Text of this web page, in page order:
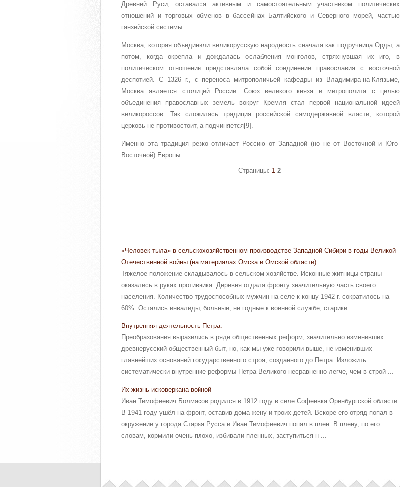
Древней Руси, оставался активным и самостоятельным участником политических
отношений и торговых обменов в бассейнах Балтийского и Северного морей, частью
ганзейской системы.
Москва, которая объединили великорусскую народность сначала как подручница Орды, а
потом, когда окрепла и дождалась ослабления монголов, стряхнувшая их иго, в
политическом отношении представляла собой соединение православия с восточной
деспотией. С 1326 г., с переноса митрополичьей кафедры из Владимира-на-Клязьме,
Москва является столицей России. Союз великого князя и митрополита с целью
объединения православных земель вокруг Кремля стал первой национальной идеей
великороссов. Так сложилась традиция российской самодержавной власти, которой
церковь не противостоит, а подчиняется[9].
Именно эта традиция резко отличает Россию от Западной (но не от Восточной и Юго-
Восточной) Европы.
Страницы: 1 2
«Человек тыла» в сельскохозяйственном производстве Западной Сибири в годы Великой
Отечественной войны (на материалах Омска и Омской области).
Тяжелое положение складывалось в сельском хозяйстве. Исконные житницы страны
оказались в руках противника. Деревня отдала фронту значительную часть своего
населения. Количество трудоспособных мужчин на селе к концу 1942 г. сократилось на
60%. Остались инвалиды, больные, не годные к военной службе, старики ...
Внутренняя деятельность Петра.
Преобразования выразились в ряде общественных реформ, значительно изменивших
древнерусский общественный быт, но, как мы уже говорили выше, не изменивших
главнейших оснований государственного строя, созданного до Петра. Изложить
систематически внутренние реформы Петра Великого несравненно легче, чем в строй ...
Их жизнь исковеркана войной
Иван Тимофеевич Болмасов родился в 1912 году в селе Софеевка Оренбургской области.
В 1941 году ушёл на фронт, оставив дома жену и троих детей. Вскоре его отряд попал в
окружение у города Старая Русса и Иван Тимофеевич попал в плен. В плену, по его
словам, кормили очень плохо, избивали пленных, заступиться н ...